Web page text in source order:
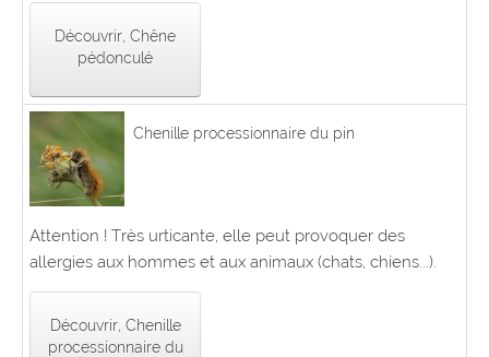
Découvrir, Chêne
pédonculé
Chenille processionnaire du pin
Attention ! Très urticante, elle peut provoquer des
allergies aux hommes et aux animaux (chats, chiens...).
Découvrir, Chenille
processionnaire du